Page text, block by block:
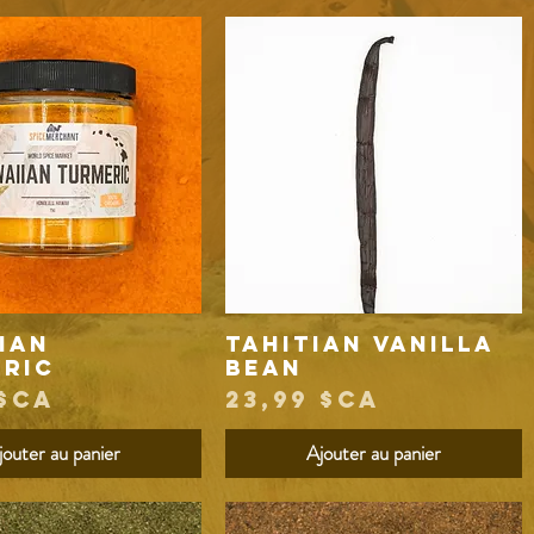
Aperçu rapide
au panier
Aperçu rapide
Tahitian Vanilla
Bean
Prix
23,99 $CA
Ajouter au panier